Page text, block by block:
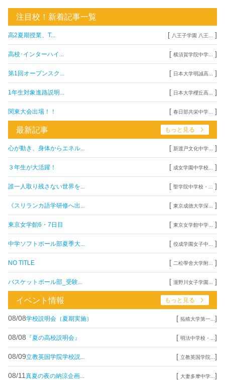
注目校！新着記事一覧
高2夏期授業、T... [ 八王子学園 八王... ]
高校･インターハイ... [ 横須賀学院中学... ]
第1回オープンスク... [ 日本大学明誠高... ]
1年生対象進路説明... [ 日本大学櫻丘高... ]
関東大会出場！！ [ 春日部共栄中学... ]
最新記事 もっと見る
心が動き、身体からエネル... [ 新渡戸文化中学... ]
３年生が大活躍！ [ 成女学園中学校... ]
誰一人取り残さない世界を... [ 聖学院中学校・... ]
《スリランカ語学研修へ出... [ 東京成徳大学深... ]
東京女学館6・7日目 [ 東京女学館中学... ]
中学ソフトボール部夏季大... [ 佼成学園女子中... ]
NO TITLE [ 二松學舍大学附... ]
バスケットボール部_受験... [ 瀧野川女子学園... ]
イベント情報 もっと見る
08/08学校説明会（夏期実施） [ 拓殖大学第一... ]
08/08 『夏の高校説明会』 [ 明法中学校・... ]
08/09立教英国学院学校説... [ 立教英国学院... ]
08/11 真夏の夜の納涼企画... [ 大妻多摩中学... ]